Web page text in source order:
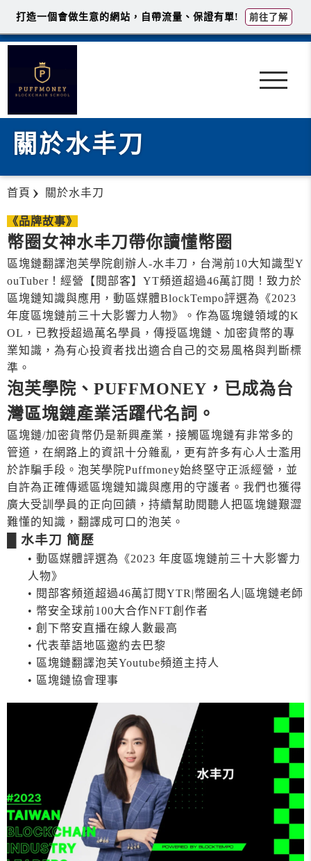
關於水丰刀
首頁 關於水丰刀
《品牌故事》
幣圈女神水丰刀帶你讀懂幣圈
區塊鏈翻譯泡芙學院創辦人-水丰刀，台灣前10大知識型Y
ouTuber！經營【閱部客】YT頻道超過46萬訂閱！致力於
區塊鏈知識與應用，動區媒體BlockTempo評選為《2023
年度區塊鏈前三十大影響力人物》。作為區塊鏈領域的K
OL，已教授超過萬名學員，傳授區塊鏈、加密貨幣的專
業知識，為有心投資者找出適合自己的交易風格與判斷標
準。
泡芙學院、PUFFMONEY，已成為台
灣區塊鏈產業活躍代名詞。
區塊鏈/加密貨幣仍是新興產業，接觸區塊鏈有非常多的
管道，在網路上的資訊十分雜亂，更有許多有心人士濫用
於詐騙手段。泡芙學院Puffmoney始終堅守正派經營，並
自許為正確傳遞區塊鏈知識與應用的守護者。我們也獲得
廣大受訓學員的正向回饋，持續幫助閱聽人把區塊鏈艱澀
難懂的知識，翻譯成可口的泡芙。
水丰刀 簡歷
• 動區媒體評選為《2023 年度區塊鏈前三十大影響力
人物》
• 閱部客頻道超過46萬訂閱YTR|幣圈名人|區塊鏈老師
• 幣安全球前100大合作NFT創作者
• 創下幣安直播在線人數最高
• 代表華語地區邀約去巴黎
• 區塊鏈翻譯泡芙Youtube頻道主持人
• 區塊鏈協會理事
打造一個會做生意的網站，自帶流量、保證有單! 前往了解